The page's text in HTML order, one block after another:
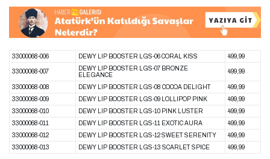
33000068-006 DEWY LIP BOOSTER LGS-06 CORAL KISS 499,99
33000068-007
DEWY LIP BOOSTER LGS-07 BRONZE
ELEGANCE
499,99
33000068-008 DEWY LIP BOOSTER LGS-08 COCOA DELIGHT
499,99
33000068-009
DEWY LIP BOOSTER LGS-09 LOLLIPOP PINK
499,99
33000068-010
DEWY LIP BOOSTER LGS-10 PINK LUSTER
499,99
33000068-011
DEWY LIP BOOSTER LGS-11 EXOTIC AURA
499,99
33000068-012
DEWY LIP BOOSTER LGS-12 SWEET SERENITY
499,99
33000068-013
DEWY LIP BOOSTER LGS-13 SCARLET SPICE 499,99